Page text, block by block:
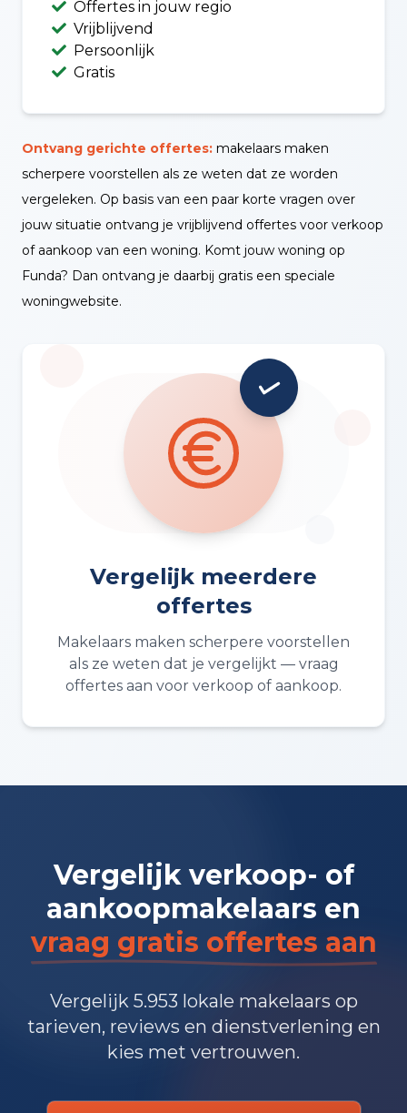
Offertes in jouw regio
Vrijblijvend
Persoonlijk
Gratis
Ontvang gerichte offertes: makelaars maken
scherpere voorstellen als ze weten dat ze worden
vergeleken. Op basis van een paar korte vragen over
jouw situatie ontvang je vrijblijvend offertes voor verkoop
of aankoop van een woning. Komt jouw woning op
Funda? Dan ontvang je daarbij gratis een speciale
woningwebsite.
Vergelijk meerdere
offertes
Makelaars maken scherpere voorstellen
als ze weten dat je vergelijkt — vraag
offertes aan voor verkoop of aankoop.
Vergelijk verkoop- of
aankoopmakelaars en
vraag gratis offertes aan
Vergelijk 5.953 lokale makelaars op
tarieven, reviews en dienstverlening en
kies met vertrouwen.